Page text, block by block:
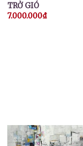
TRỞ GIÓ
7.000.000₫